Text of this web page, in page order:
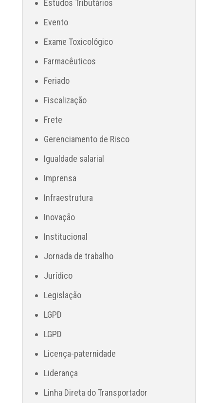
Estudos Tributários
Evento
Exame Toxicológico
Farmacêuticos
Feriado
Fiscalização
Frete
Gerenciamento de Risco
Igualdade salarial
Imprensa
Infraestrutura
Inovação
Institucional
Jornada de trabalho
Jurídico
Legislação
LGPD
LGPD
Licença-paternidade
Liderança
Linha Direta do Transportador